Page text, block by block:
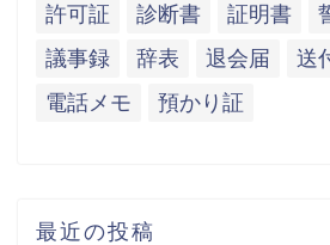
許可証
診断書 証明書
議事録
辞表 退会届 送
電話メモ
預かり証
最近の投稿